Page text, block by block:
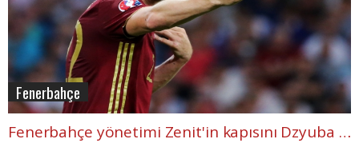
Fenerbahçe
Fenerbahçe yönetimi Zenit'in kapısını Dzyuba için çaldı